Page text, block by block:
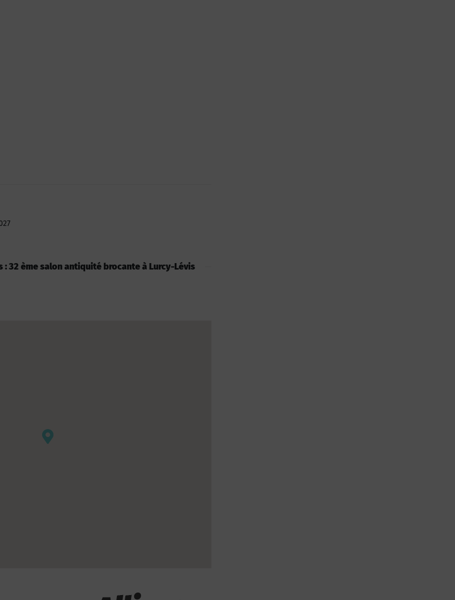
32 ème salon antiquité brocante à Lurcy-Lévis